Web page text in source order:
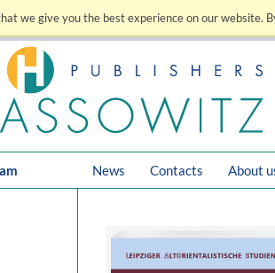
we give you the best experience on our website.
News Contacts About